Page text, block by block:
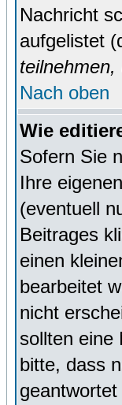
Nachricht
aufgelistet
teilnehmen,
Nach oben
Wie
Sofern Sie
Ihre
(eventuell
Beitrages
einen
bearbeitet
nicht
sollten eine
bitte, dass
geantwortet